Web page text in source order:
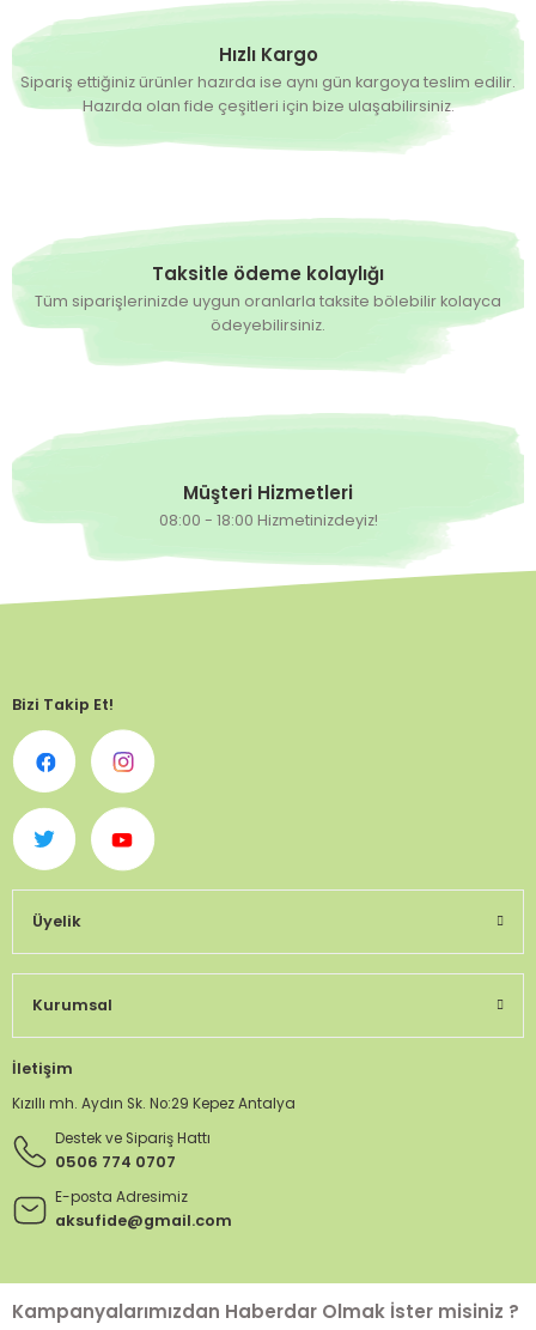
Hızlı Kargo
Sipariş ettiğiniz ürünler hazırda ise aynı gün kargoya teslim edilir.
Hazırda olan fide çeşitleri için bize ulaşabilirsiniz.
Taksitle ödeme kolaylığı
Tüm siparişlerinizde uygun oranlarla taksite bölebilir kolayca
ödeyebilirsiniz.
Müşteri Hizmetleri
08:00 - 18:00 Hizmetinizdeyiz!
Bizi Takip Et!
Üyelik
Kurumsal
İletişim
Kızıllı mh. Aydın Sk. No:29 Kepez Antalya
Destek ve Sipariş Hattı
0506 774 0707
E-posta Adresimiz
aksufide@gmail.com
Kampanyalarımızdan Haberdar Olmak İster misiniz ?